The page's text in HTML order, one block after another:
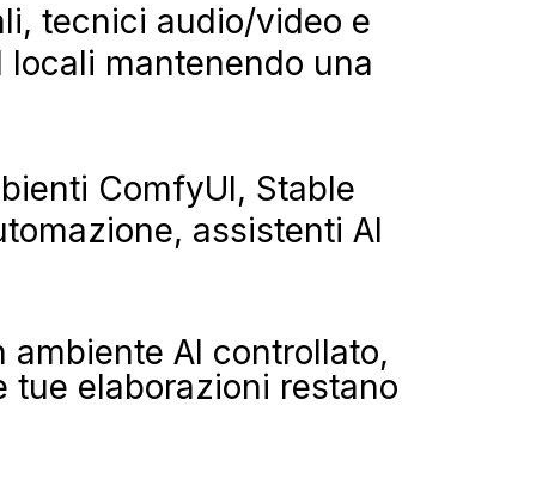
tecnici audio/video e
mantenendo una
ComfyUI, Stable
assistenti AI
AI controllato,
tue elaborazioni restano